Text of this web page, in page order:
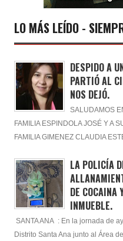
LO MÁS LEÍDO -
DESPIDO A
PARTIÓ AL
NOS DEJÓ.
SALUDAMOS
FAMILIA ESPINDOLA JOSÉ Y A
FAMILIA GIMENEZ CLAUDIA
LA POLICÍA
DE COCAINA
INMUEBLE.
SANTA ANA : En la jornada de
Distrito Santa Ana junto al Área